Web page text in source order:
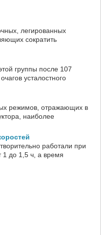
легированных
сократить
группы после 107
усталостного
режимов, отражающих в
наиболее
работали при
1 до 1,5 ч, а время